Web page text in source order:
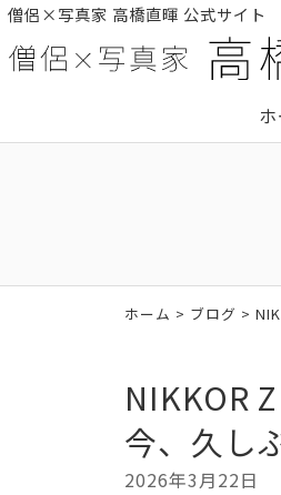
僧侶×写真家 高橋直暉 公式サイト
ホーム > ブログ >
NIKKOR
今、久し
2026年3月22日